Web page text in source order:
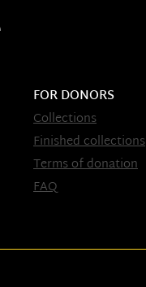
FOR DONORS
Collections
Finished collections
Terms of donation
FAQ